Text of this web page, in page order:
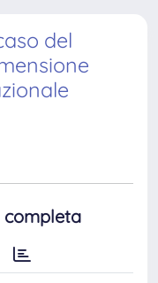
del
completa